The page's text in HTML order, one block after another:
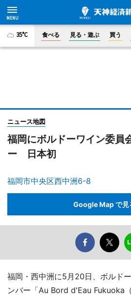
35°C 食べる 見る・遊ぶ 買う
ニュース地図
福岡にボルドーワイン委員
ー 日本初
福岡市中央区西中洲6-8
Google Map で見
福岡・西中洲に5月20日、ボルド
ンバー「Au Bord d'Eau Fukuoka